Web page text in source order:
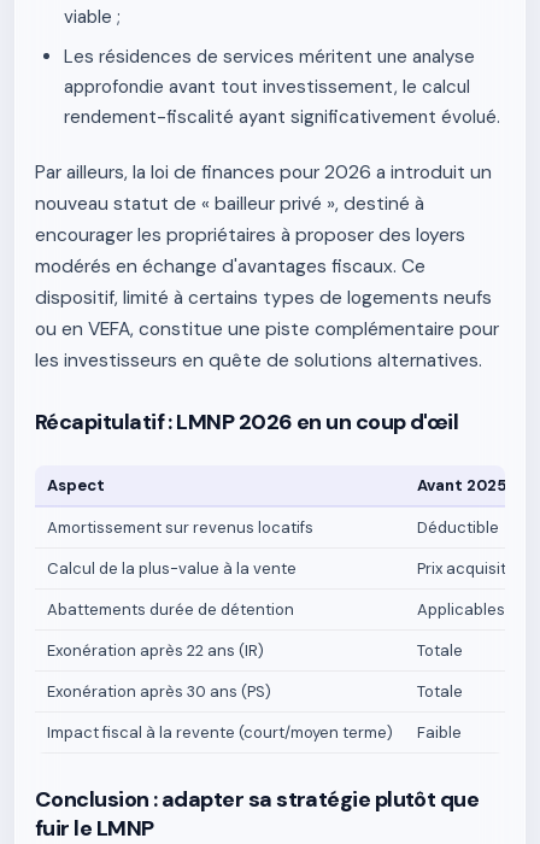
viable ;
Les résidences de services méritent une analyse
approfondie avant tout investissement, le calcul
rendement-fiscalité ayant significativement évolué.
Par ailleurs, la loi de finances pour 2026 a introduit un
nouveau statut de « bailleur privé », destiné à
encourager les propriétaires à proposer des loyers
modérés en échange d'avantages fiscaux. Ce
dispositif, limité à certains types de logements neufs
ou en VEFA, constitue une piste complémentaire pour
les investisseurs en quête de solutions alternatives.
Récapitulatif : LMNP 2026 en un coup d'œil
Aspect Avant 2025
Amortissement sur revenus locatifs
Déductible
Calcul de la plus-value à la vente
Prix acquisition
Abattements durée de détention
Applicables
Exonération après 22 ans (IR)
Totale
Exonération après 30 ans (PS)
Totale
Impact fiscal à la revente (court/moyen terme)
Faible
Conclusion : adapter sa stratégie plutôt que
fuir le LMNP